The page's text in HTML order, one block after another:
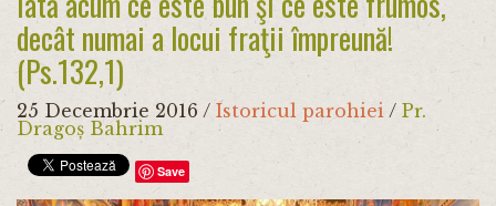
decât numai a locui fraţii împreună!
(Ps.132,1)
25 Decembrie 2016 / Istoricul parohiei / Pr.
Dragoș Bahrim
Save